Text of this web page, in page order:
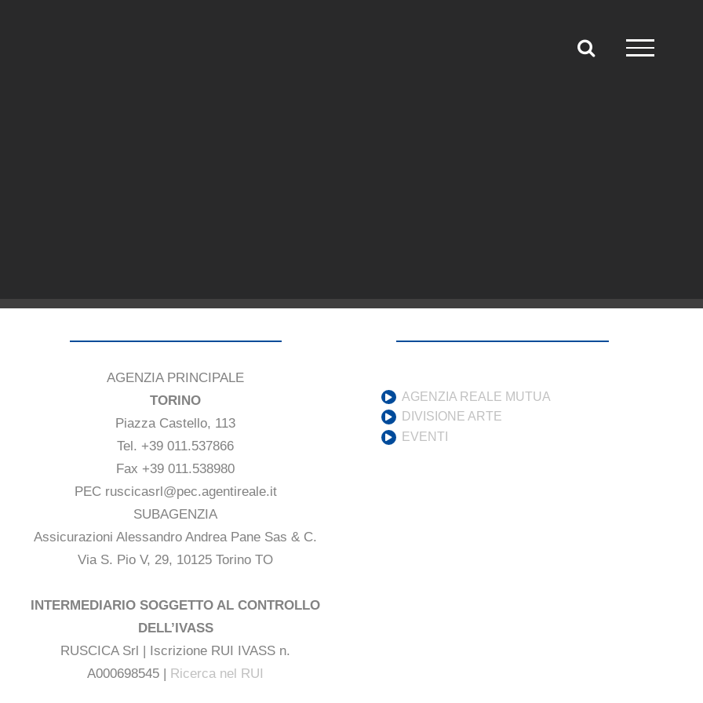
AGENZIA PRINCIPALE
TORINO
Piazza Castello, 113
Tel. +39 011.537866
Fax +39 011.538980
PEC ruscicasrl@pec.agentireale.it
SUBAGENZIA
Assicurazioni Alessandro Andrea Pane Sas & C.
Via S. Pio V, 29, 10125 Torino TO
INTERMEDIARIO SOGGETTO AL CONTROLLO
DELL’IVASS
RUSCICA Srl | Iscrizione RUI IVASS n.
A000698545 | Ricerca nel RUI
AGENZIA REALE MUTUA
DIVISIONE ARTE
EVENTI